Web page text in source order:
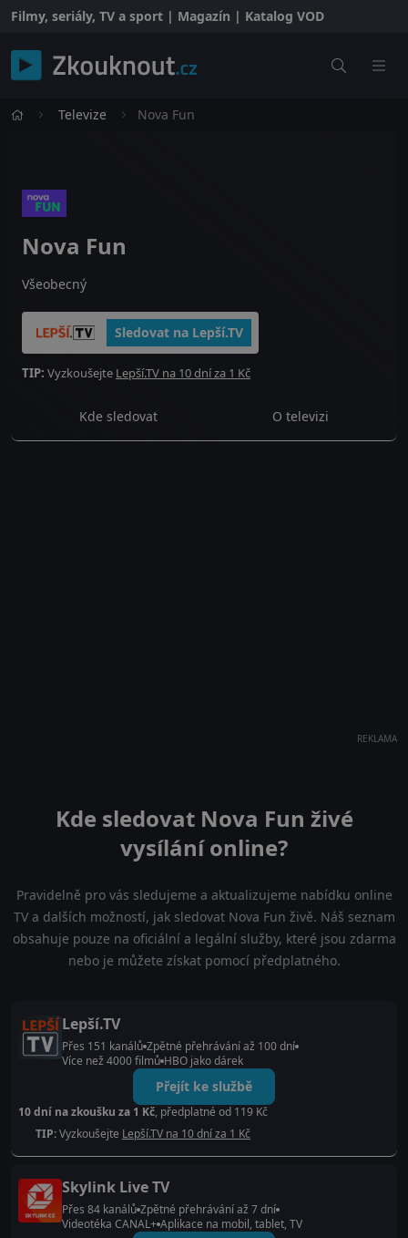
Filmy, seriály, TV a sport | Magazín | Katalog VOD
Televize Nova Fun
Nova Fun
Všeobecný
Sledovat na Lepší.TV
TIP: Vyzkoušejte Lepší.TV na 10 dní za 1 Kč
Kde sledovat O televizi
REKLAMA
Kde sledovat Nova Fun živé
vysílání online?
Pravidelně pro vás sledujeme a aktualizujeme nabídku online
TV a dalších možností, jak sledovat Nova Fun živě. Náš seznam
obsahuje pouze na oficiální a legální služby, které jsou zdarma
nebo je můžete získat pomocí předplatného.
Lepší.TV
Přes 151 kanálů Zpětné přehrávání až 100 dní
Více než 4000 filmů HBO jako dárek
Přejít ke službě
10 dní na zkoušku za 1 Kč, předplatné od 119 Kč
TIP:Vyzkoušejte Lepší.TV na 10 dní za 1 Kč
Skylink Live TV
Přes 84 kanálů Zpětné přehrávání až 7 dní
Videotéka CANAL+ Aplikace na mobil, tablet, TV